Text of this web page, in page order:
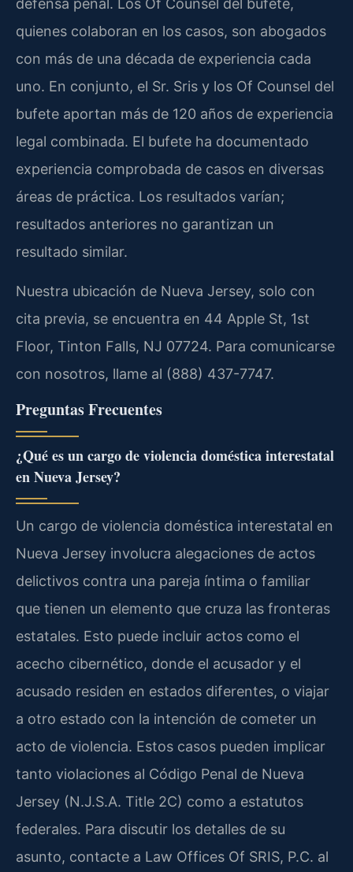
defensa penal. Los Of Counsel del bufete,
quienes colaboran en los casos, son abogados
con más de una década de experiencia cada
uno. En conjunto, el Sr. Sris y los Of Counsel del
bufete aportan más de 120 años de experiencia
legal combinada. El bufete ha documentado
experiencia comprobada de casos en diversas
áreas de práctica. Los resultados varían;
resultados anteriores no garantizan un
resultado similar.
Nuestra ubicación de Nueva Jersey, solo con
cita previa, se encuentra en 44 Apple St, 1st
Floor, Tinton Falls, NJ 07724. Para comunicarse
con nosotros, llame al (888) 437-7747.
Preguntas Frecuentes
¿Qué es un cargo de violencia doméstica interestatal
en Nueva Jersey?
Un cargo de violencia doméstica interestatal en
Nueva Jersey involucra alegaciones de actos
delictivos contra una pareja íntima o familiar
que tienen un elemento que cruza las fronteras
estatales. Esto puede incluir actos como el
acecho cibernético, donde el acusador y el
acusado residen en estados diferentes, o viajar
a otro estado con la intención de cometer un
acto de violencia. Estos casos pueden implicar
tanto violaciones al Código Penal de Nueva
Jersey (N.J.S.A. Title 2C) como a estatutos
federales. Para discutir los detalles de su
asunto, contacte a Law Offices Of SRIS, P.C. al